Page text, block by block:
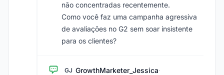
não concentradas recentemente.
Como você faz uma campanha agressiva
de avaliações no G2 sem soar insistente
para os clientes?
GJ GrowthMarketer_Jessica·